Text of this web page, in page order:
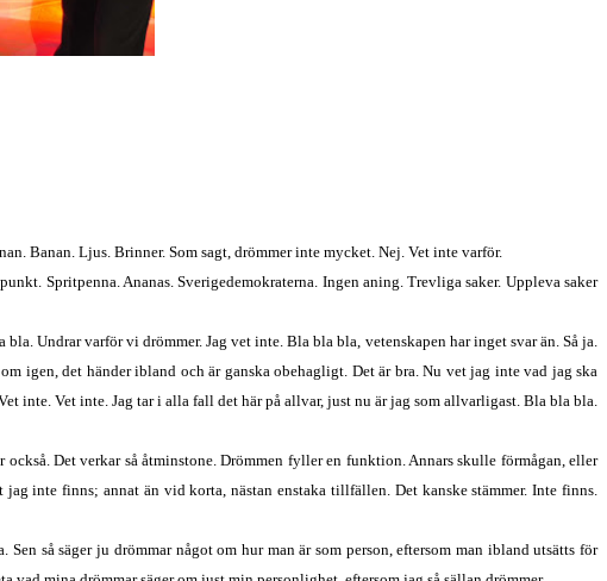
Banan. Ljus. Brinner. Som sagt, drömmer inte mycket. Nej. Vet inte varför.
Spritpenna. Ananas. Sverigedemokraterna. Ingen aning. Trevliga saker. Uppleva saker
Undrar varför vi drömmer. Jag vet inte. Bla bla bla, vetenskapen har inget svar än. Så ja.
igen, det händer ibland och är ganska obehagligt. Det är bra. Nu vet jag inte vad jag ska
inte. Vet inte. Jag tar i alla fall det här på allvar, just nu är jag som allvarligast. Bla bla bla.
Det verkar så åtminstone. Drömmen fyller en funktion. Annars skulle förmågan, eller
inte finns; annat än vid korta, nästan enstaka tillfällen. Det kanske stämmer. Inte finns.
så säger ju drömmar något om hur man är som person, eftersom man ibland utsätts för